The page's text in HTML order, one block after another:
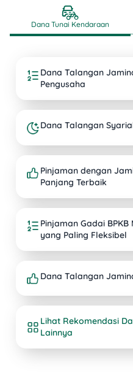
Dana Tunai Kendaraan
Dana Talangan
Pengusaha
Dana Talangan
Pinjaman dengan
Panjang Terbaik
Pinjaman Gadai
yang Paling Fleksibel
Dana Talangan
Lihat Rekomendasi
Lainnya